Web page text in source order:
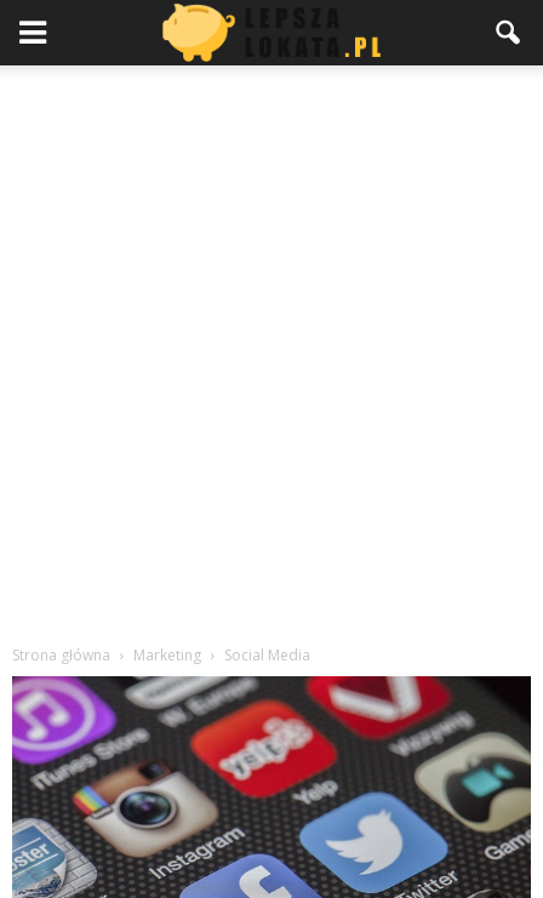
Strona główna Marketing Social Media